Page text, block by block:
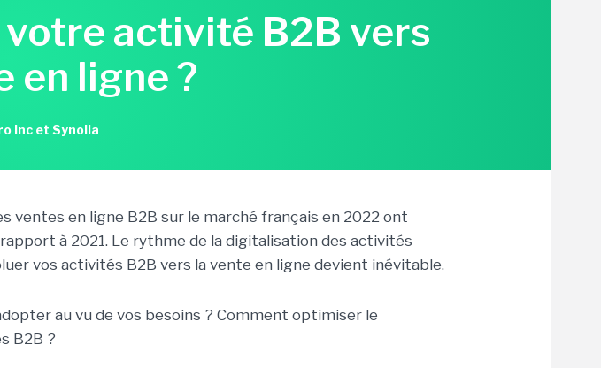
activité B2B vers
en ligne ?
Inc et Synolia
ventes en ligne B2B sur le marché français en 2022 ont
à 2021. Le rythme de la digitalisation des activités
vos activités B2B vers la vente en ligne devient inévitable.
au vu de vos besoins ? Comment optimiser le
B2B ?